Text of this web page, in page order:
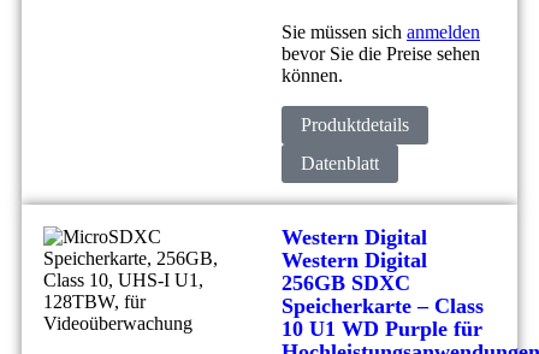
Sie müssen sich anmelden
bevor Sie die Preise sehen
können.
Produktdetails
Datenblatt
Western Digital
Western Digital
256GB SDXC
Speicherkarte – Class
10 U1 WD Purple für